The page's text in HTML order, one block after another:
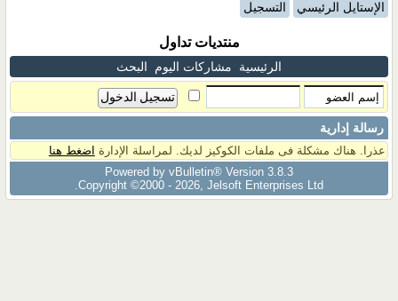
الإستايل الرئيسي التسجيل
منتديات تداول
الرئيسية مشاركات اليوم البحث
رسالة إدارية
عذرا. هناك مشكلة فى ملفات الكوكيز لديك. لمراسلة الإدارة اضغط هنا
Powered by vBulletin® Version 3.8.3
Copyright ©2000 - 2026, Jelsoft Enterprises Ltd.